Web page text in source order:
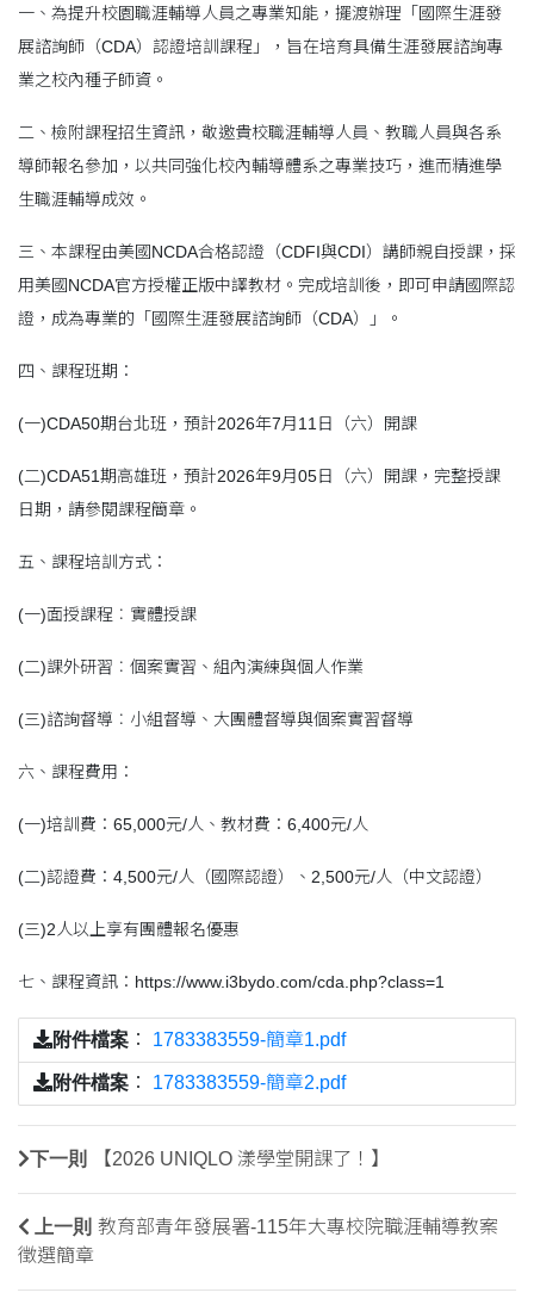
一、為提升校園職涯輔導人員之專業知能，擺渡辦理「國際生涯發
展諮詢師（CDA）認證培訓課程」，旨在培育具備生涯發展諮詢專
業之校內種子師資。
二、檢附課程招生資訊，敬邀貴校職涯輔導人員、教職人員與各系
導師報名參加，以共同強化校內輔導體系之專業技巧，進而精進學
生職涯輔導成效。
三、本課程由美國NCDA合格認證（CDFI與CDI）講師親自授課，採
用美國NCDA官方授權正版中譯教材。完成培訓後，即可申請國際認
證，成為專業的「國際生涯發展諮詢師（CDA）」。
四、課程班期：
(一)CDA50期台北班，預計2026年7月11日（六）開課
(二)CDA51期高雄班，預計2026年9月05日（六）開課，完整授課
日期，請參閱課程簡章。
五、課程培訓方式：
(一)面授課程︰實體授課
(二)課外研習︰個案實習、組內演練與個人作業
(三)諮詢督導︰小組督導、大團體督導與個案實習督導
六、課程費用：
(一)培訓費：65,000元/人、教材費：6,400元/人
(二)認證費：4,500元/人（國際認證）、2,500元/人（中文認證）
(三)2人以上享有團體報名優惠
七、課程資訊：https://www.i3bydo.com/cda.php?class=1
附件檔案 ： 1783383559-簡章1.pdf
附件檔案 ： 1783383559-簡章2.pdf
下一則 【2026 UNIQLO 漾學堂開課了！】
上一則 教育部青年發展署-115年大專校院職涯輔導教案
徵選簡章